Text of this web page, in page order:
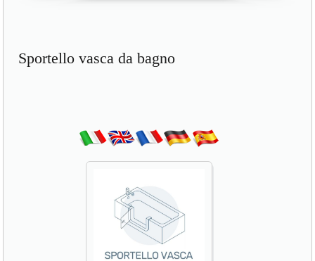
Sportello vasca da bagno